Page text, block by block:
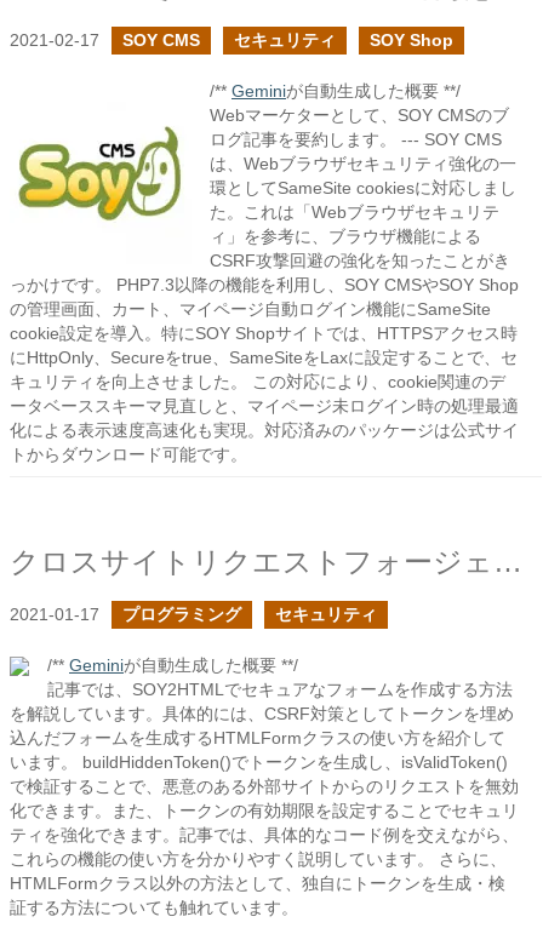
2021-02-17 SOY CMS セキュリティ SOY Shop
/** Geminiが自動生成した概要 **/
Webマーケターとして、SOY CMSのブ
ログ記事を要約します。 --- SOY CMS
は、Webブラウザセキュリティ強化の一
環としてSameSite cookiesに対応しまし
た。これは「Webブラウザセキュリテ
ィ」を参考に、ブラウザ機能による
CSRF攻撃回避の強化を知ったことがき
っかけです。 PHP7.3以降の機能を利用し、SOY CMSやSOY Shop
の管理画面、カート、マイページ自動ログイン機能にSameSite
cookie設定を導入。特にSOY Shopサイトでは、HTTPSアクセス時
にHttpOnly、Secureをtrue、SameSiteをLaxに設定することで、セ
キュリティを向上させました。 この対応により、cookie関連のデ
ータベーススキーマ見直しと、マイページ未ログイン時の処理最適
化による表示速度高速化も実現。対応済みのパッケージは公式サイ
トからダウンロード可能です。
クロスサイトリクエストフォージェリを回避する方法を探る
2021-01-17 プログラミング セキュリティ
/** Geminiが自動生成した概要 **/
記事では、SOY2HTMLでセキュアなフォームを作成する方法
を解説しています。具体的には、CSRF対策としてトークンを埋め
込んだフォームを生成するHTMLFormクラスの使い方を紹介して
います。 buildHiddenToken()でトークンを生成し、isValidToken()
で検証することで、悪意のある外部サイトからのリクエストを無効
化できます。また、トークンの有効期限を設定することでセキュリ
ティを強化できます。記事では、具体的なコード例を交えながら、
これらの機能の使い方を分かりやすく説明しています。 さらに、
HTMLFormクラス以外の方法として、独自にトークンを生成・検
証する方法についても触れています。